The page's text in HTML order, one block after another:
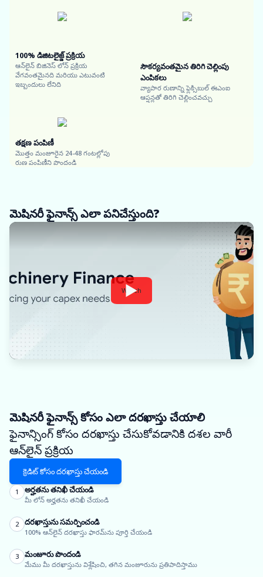
100% డిజిటలైజ్డ్ ప్రక్రియ
ఆన్‌లైన్ బిజినెస్ లోన్ ప్రక్రియ
వేగవంతమైనది మరియు ఎటువంటి
ఇబ్బందులు లేనిది
సౌకర్యవంతమైన తిరిగి చెల్లింపు
ఎంపికలు
వ్యాపార రుణాన్ని ఫ్లెక్సిబుల్ ఈఎంఐ
ఆప్షన్లతో తిరిగి చెల్లించవచ్చు
తక్షణ పంపిణీ
మొత్తం మంజూరైన 24-48 గంటల్లోపు
రుణ పంపిణీని పొందండి
మెషినరీ ఫైనాన్స్ ఎలా పనిచేస్తుంది?
Watch
మెషినరీ ఫైనాన్స్ కోసం ఎలా దరఖాస్తు చేయాలి
ఫైనాన్సింగ్ కోసం దరఖాస్తు చేసుకోవడానికి దశల వారీ
ఆన్‌లైన్ ప్రక్రియ
క్రెడిట్ కోసం దరఖాస్తు చేయండి
1 అర్హతను తనిఖీ చేయండి
మీ లోన్ అర్హతను తనిఖీ చేయండి
2 దరఖాస్తును సమర్పించండి
100% ఆన్‌లైన్ దరఖాస్తు ఫారమ్‌ను పూర్తి చేయండి
3 మంజూరు పొందండి
మేము మీ దరఖాస్తును విశ్లేషించి, తగిన మంజూరును ప్రతిపాదిస్తాము